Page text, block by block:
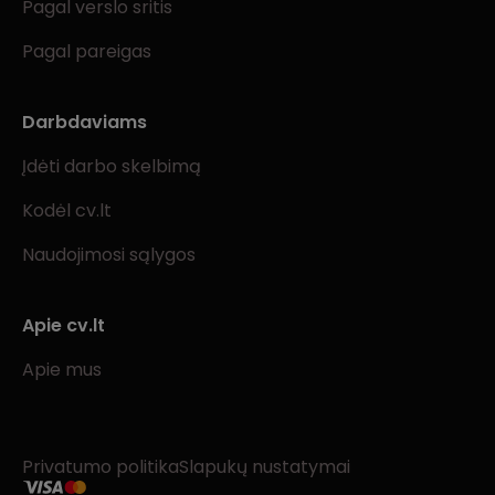
Pagal verslo sritis
Pagal pareigas
Darbdaviams
Įdėti darbo skelbimą
Kodėl cv.lt
Naudojimosi sąlygos
Apie cv.lt
Apie mus
Privatumo politikaSlapukų nustatymai